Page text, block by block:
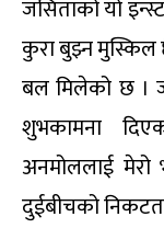
जसिताको यो
कुरा बुझ्न मुस्किल
बल मिलेको छ ।
शुभकामना
अनमोललाई
दुईबीचको